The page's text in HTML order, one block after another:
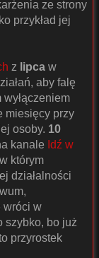
ze strony
przykład jej
z lipca w
aby falę
miesięcy przy
osoby. 10
kanale Idź w
którym
działalności
wróci w
szybko, bo już
przyrostek